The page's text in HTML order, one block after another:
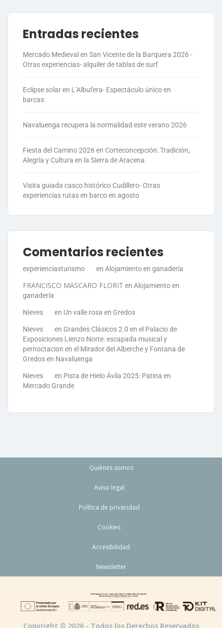
Entradas recientes
Mercado Medieval en San Vicente de la Barquera 2026 -
Otras experiencias- alquiler de tablas de surf
Eclipse solar en L’Albufera- Espectáculo único en
barcas
Navaluenga recupera la normalidad este verano 2026
Fiesta del Camino 2026 en Corteconcepción: Tradición,
Alegría y Cultura en la Sierra de Aracena
Visita guiada casco histórico Cudillero- Otras
experiencias rutas en barco en agosto
Comentarios recientes
experienciasturismo en Alojamiento en ganadería
FRANCISCO MASCARO FLORIT en Alojamiento en
ganadería
Nieves en Un valle rosa en Gredos
Nieves en Grandes Clásicos 2.0 en el Palacio de
Exposiciones Lienzo Norte: escapada musical y
pernoctacion en el Mirador del Alberche y Fontana de
Gredos en Navaluenga
Nieves en Pista de Hielo Ávila 2025: Patina en
Mercado Grande
Quiénes somos
Aviso legal
Política de privacidad
Cookies
Accesibilidad
Newsletter
Copyright © 2026 - Todos los Derechos Reservados